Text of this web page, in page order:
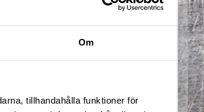
Om
tillhandahålla funktioner för
tränar vi på samtliga